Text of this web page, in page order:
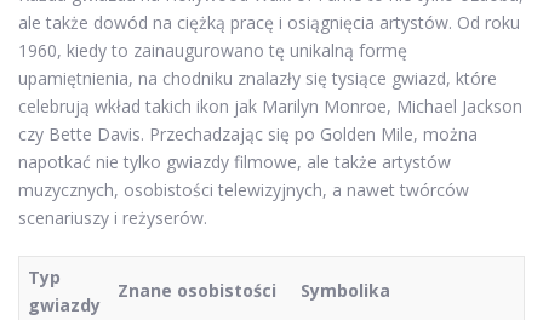
ale także dowód na ciężką pracę i osiągnięcia artystów. Od roku
1960, kiedy to zainaugurowano tę unikalną formę
upamiętnienia, na chodniku znalazły się tysiące gwiazd, które
celebrują wkład takich ikon jak Marilyn Monroe, Michael Jackson
czy Bette Davis. Przechadzając się po Golden Mile, można
napotkać nie tylko gwiazdy filmowe, ale także artystów
muzycznych, osobistości telewizyjnych, a nawet twórców
scenariuszy i reżyserów.
Typ
gwiazdy
Znane osobistości Symbolika